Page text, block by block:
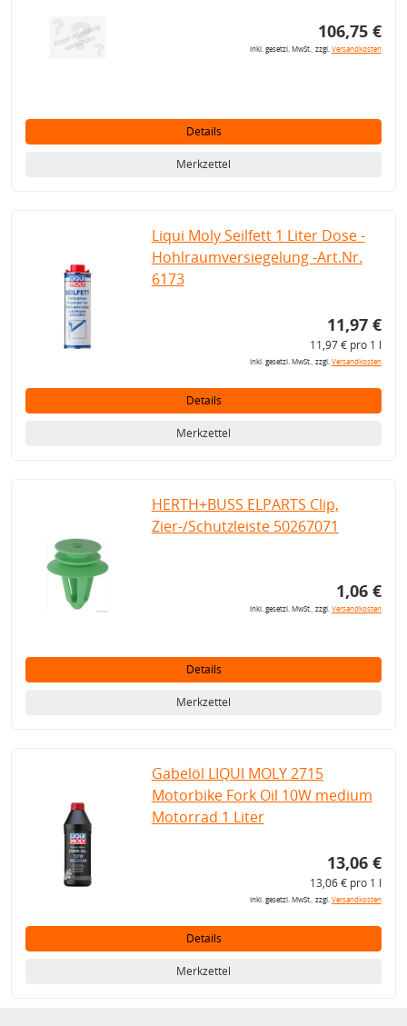
106,75 €
inkl. gesetzl. MwSt., zzgl.Versandkosten
Details
Merkzettel
Liqui Moly Seilfett 1 Liter Dose -
Hohlraumversiegelung -Art.Nr.
6173
11,97 €
11,97 € pro 1 l
inkl. gesetzl. MwSt., zzgl.Versandkosten
Details
Merkzettel
HERTH+BUSS ELPARTS Clip,
Zier-/Schutzleiste 50267071
1,06 €
inkl. gesetzl. MwSt., zzgl.Versandkosten
Details
Merkzettel
Gabelöl LIQUI MOLY 2715
Motorbike Fork Oil 10W medium
Motorrad 1 Liter
13,06 €
13,06 € pro 1 l
inkl. gesetzl. MwSt., zzgl.Versandkosten
Details
Merkzettel